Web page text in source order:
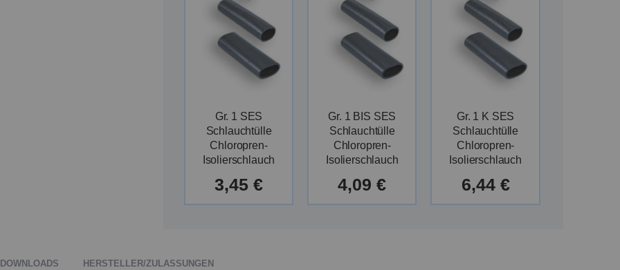
Gr. 1 SES
Schlauchtülle
Chloropren-
Isolierschlauch
3,45 €
Gr. 1 BIS SES
Schlauchtülle
Chloropren-
Isolierschlauch
4,09 €
Gr. 1 K SES
Schlauchtülle
Chloropren-
Isolierschlauch
6,44 €
DOWNLOADS HERSTELLER/ZULASSUNGEN